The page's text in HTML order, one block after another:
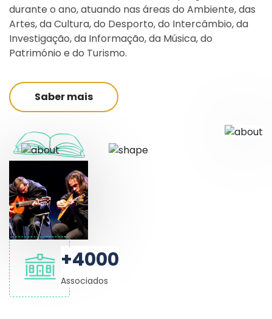
durante o ano, atuando nas áreas do Ambiente, das
Artes, da Cultura, do Desporto, do Intercâmbio, da
Investigação, da Informação, da Música, do
Património e do Turismo.
Saber mais
+4000
Associados